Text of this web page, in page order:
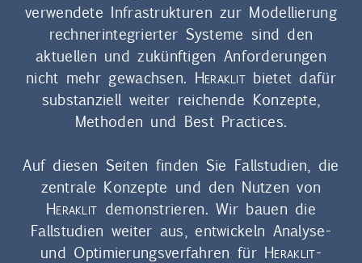
verwendete Infrastrukturen zur Modellierung
rechnerintegrierter Systeme sind den
aktuellen und zukünftigen Anforderungen
nicht mehr gewachsen. Heraklit bietet dafür
substanziell weiter reichende Konzepte,
Methoden und Best Practices.
Auf diesen Seiten finden Sie Fallstudien, die
zentrale Konzepte und den Nutzen von
Heraklit demonstrieren. Wir bauen die
Fallstudien weiter aus, entwickeln Analyse-
und Optimierungsverfahren für Heraklit-